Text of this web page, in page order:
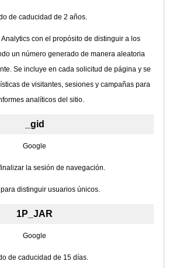
de caducidad de 2 años.
con el propósito de distinguir a los
un número generado de manera aleatoria
Se incluye en cada solicitud de página y se
de visitantes, sesiones y campañas para
analíticos del sitio.
_gid
Google
la sesión de navegación.
distinguir usuarios únicos.
1P_JAR
Google
de caducidad de 15 días.